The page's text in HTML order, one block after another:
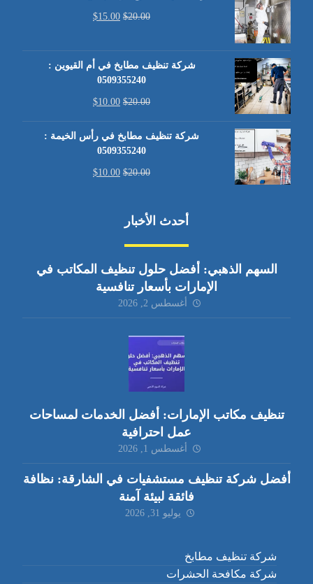
$20.00
$15.00
شركة تنظيف مطابخ في أم القيوين :
0509355240
$20.00
$10.00
شركة تنظيف مطابخ في رأس الخيمة :
0509355240
$20.00
$10.00
أحدث الأخبار
السهم الذهبي: أفضل حلول تنظيف المكاتب في
الإمارات بأسعار تنافسية
أغسطس 2, 2026
تنظيف مكاتب الإمارات: أفضل الخدمات لمساحات
عمل احترافية
أغسطس 1, 2026
أفضل شركة تنظيف مستشفيات في الشارقة: نظافة
فائقة لبيئة آمنة
يوليو 31, 2026
شركة تنظيف مطابخ
شركة مكافحة الحشرات